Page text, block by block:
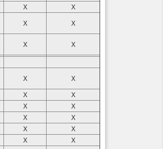
X
X
X
X
X
X
X
X
X
X
X
X
X
X
X
X
X
X